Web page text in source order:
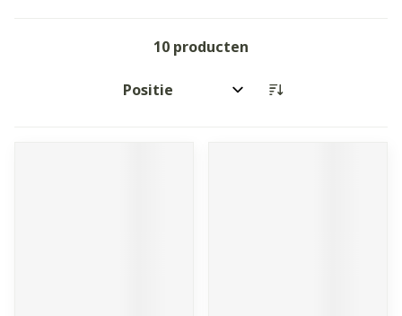
10 producten
Sorteer op: